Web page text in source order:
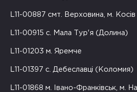
L11-00887 смт. Верховина, м. Косів
L11-00915 с. Мала Тур'я (Долина)
L11-01203 м. Яремче
L11-01397 с. Дебеславці (Коломия)
L11-01868 м. Івано-Франківськ, м.